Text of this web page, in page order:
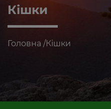
Кішки
Головна /Кішки